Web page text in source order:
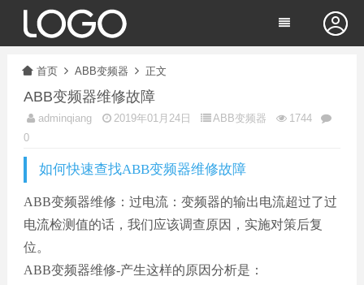
首页 ABB变频器 正文
ABB变频器维修故障
adminqiang 2019年01月24日 ABB变频器
1744
0
如何快速查找ABB变频器维修故障
ABB变频器维修：过电流：变频器的输出电流超过了过
电流检测值的话，我们应该调查原因，实施对策后复
位。
ABB变频器维修-产生这样的原因分析是：